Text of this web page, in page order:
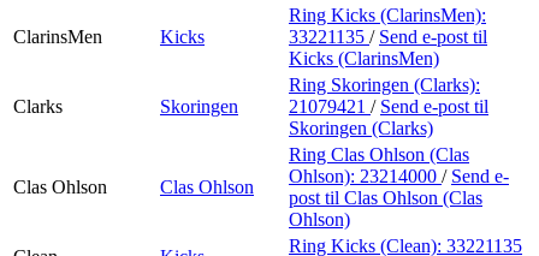
ClarinsMen Kicks
Ring Kicks (ClarinsMen):
33221135 / Send e-post til
Kicks (ClarinsMen)
Clarks Skoringen
Ring Skoringen (Clarks):
21079421 / Send e-post til
Skoringen (Clarks)
Clas Ohlson Clas Ohlson
Ring Clas Ohlson (Clas
Ohlson): 23214000 / Send e-
post til Clas Ohlson (Clas
Ohlson)
Ring Kicks (Clean): 33221135